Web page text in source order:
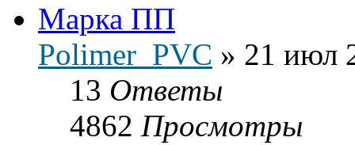
Марка ПП
Polimer_PVC » 21 июл
13 Ответы
4862 Просмотры